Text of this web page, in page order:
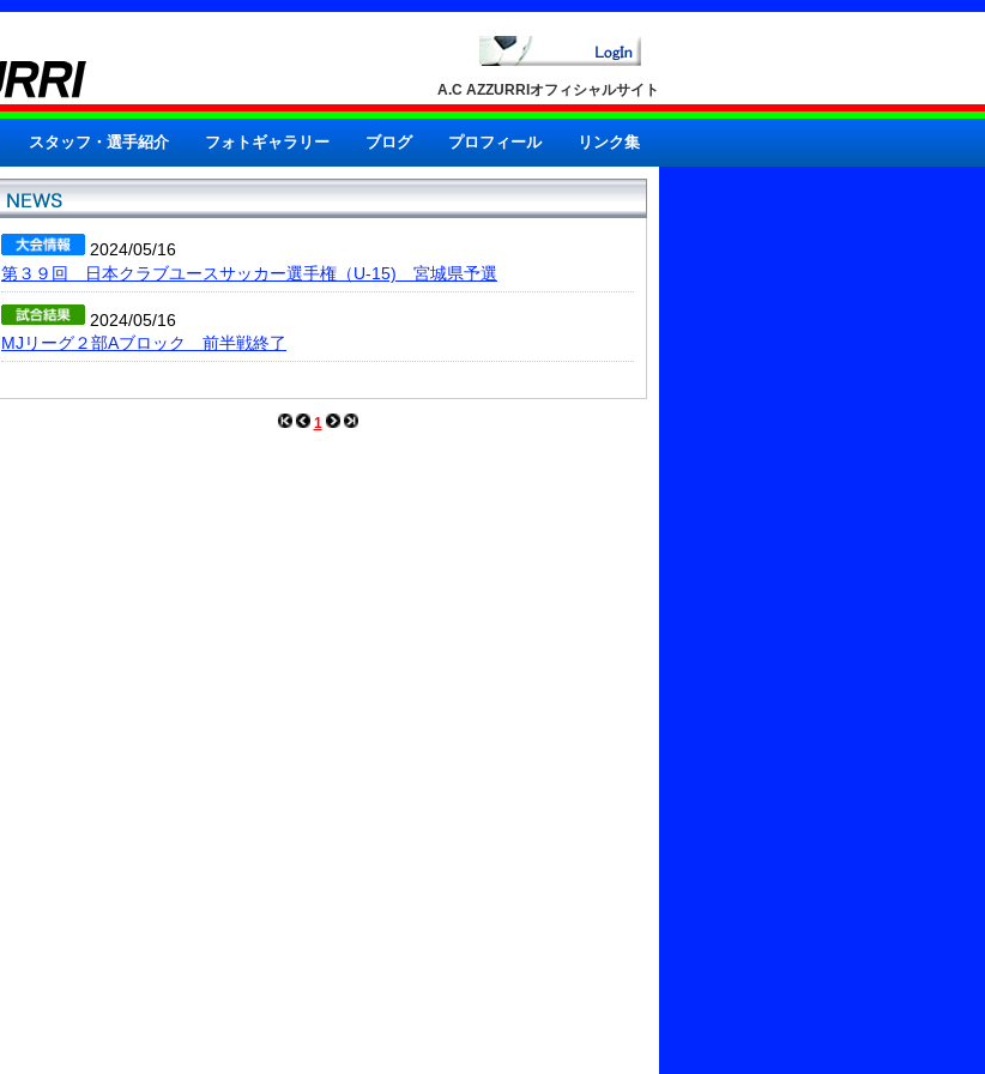
A.C AZZURRIオフィシャルサイト
スタッフ・選手紹介 フォトギャラリー ブログ プロフィール リンク集
2024/05/16
第３９回 日本クラブユースサッカー選手権（U-15) 宮城県予選
2024/05/16
MJリーグ２部Aブロック 前半戦終了
1